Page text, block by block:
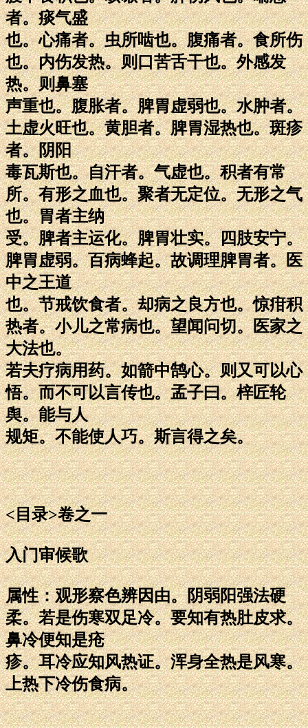
者。痰气盛
也。心痛者。虫所啮也。腹痛者。食所伤
也。内伤发热。则口苦舌干也。外感发
热。则鼻塞
声重也。腹胀者。脾胃虚弱也。水肿者。
土虚火旺也。黄胆者。脾胃湿热也。斑疹
者。阴阳
毒瓦斯也。自汗者。气虚也。积者有常
所。有形之血也。聚者无定位。无形之气
也。胃者主纳
受。脾者主运化。脾胃壮实。四肢安宁。
脾胃虚弱。百病蜂起。故调理脾胃者。医
中之王道
也。节戒饮食者。却病之良方也。惊疳积
热者。小儿之常病也。望闻问切。医家之
大法也。
若夫疗病用药。如箭中鹄心。则又可以心
悟。而不可以言传也。孟子曰。梓匠轮
舆。能与人
规矩。不能使人巧。斯言得之矣。
<目录>卷之一
入门审候歌
属性：观形察色辨因由。阴弱阳强法硬
柔。若是伤寒双足冷。要知有热肚皮求。
鼻冷便知是疮
疹。耳冷应知风热证。浑身全热是风寒。
上热下冷伤食病。